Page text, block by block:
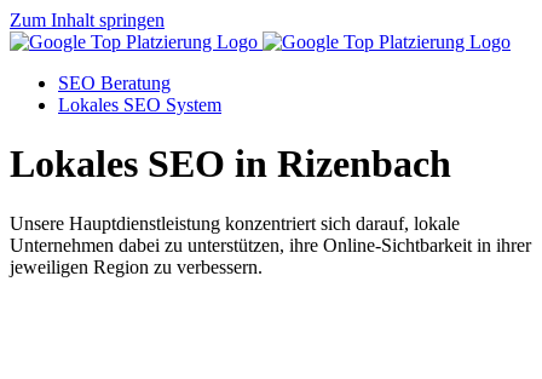
Zum Inhalt springen
SEO Beratung
Lokales SEO System
Lokales SEO in Rizenbach
Unsere Hauptdienstleistung konzentriert sich darauf, lokale
Unternehmen dabei zu unterstützen, ihre Online-Sichtbarkeit in ihrer
jeweiligen Region zu verbessern.